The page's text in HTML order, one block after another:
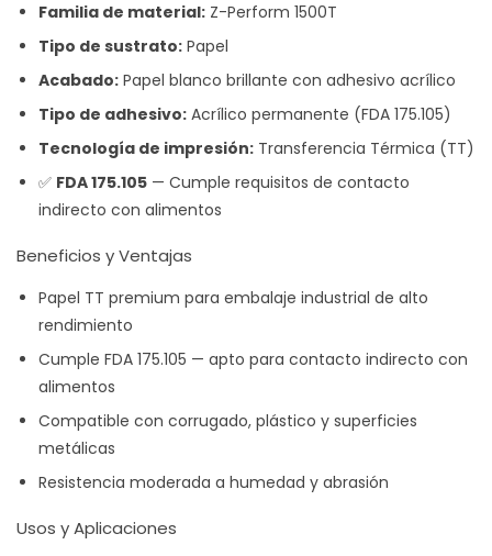
Familia de material: Z-Perform 1500T
Tipo de sustrato: Papel
Acabado: Papel blanco brillante con adhesivo acrílico
Tipo de adhesivo: Acrílico permanente (FDA 175.105)
Tecnología de impresión: Transferencia Térmica (TT)
✅ FDA 175.105 — Cumple requisitos de contacto
indirecto con alimentos
Beneficios y Ventajas
Papel TT premium para embalaje industrial de alto
rendimiento
Cumple FDA 175.105 — apto para contacto indirecto con
alimentos
Compatible con corrugado, plástico y superficies
metálicas
Resistencia moderada a humedad y abrasión
Usos y Aplicaciones